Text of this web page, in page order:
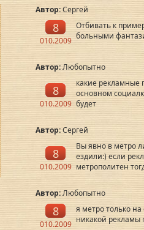
Автор:Сергей
8
010.2009
Отбивать к
больными
Автор:Любопытно
8
010.2009
какие рекламные
основном
будет
Автор:Сергей
8
010.2009
Вы явно в метро
ездили:) если
метрополитен
Автор:Любопытно
8
010.2009
я метро только
никакой рекламы